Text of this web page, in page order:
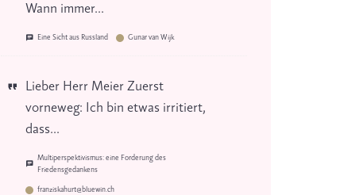
Wann immer...
Eine Sicht aus Russland Gunar van Wijk
Lieber Herr Meier Zuerst
vorneweg: Ich bin etwas irritiert,
dass...
Multiperspektivismus: eine Forderung des
Friedensgedankens
franziskahurt@bluewin.ch